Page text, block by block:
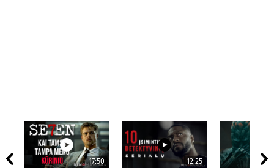
17:50 12:25